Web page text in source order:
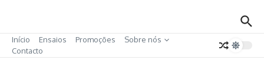
Início Ensaios Promoções
Sobre nós
Contacto